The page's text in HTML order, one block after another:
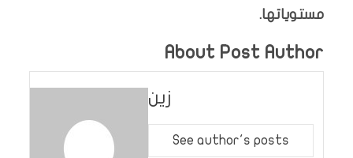
مستوياتها.
About Post Author
زين
See author's posts